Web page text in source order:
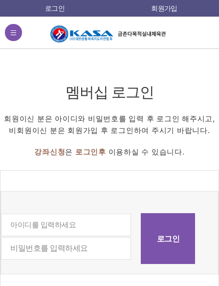
로그인 회원가입
전체메뉴
멤버십 로그인
회원이신 분은 아이디와 비밀번호를 입력 후 로그인 해주시고,
비회원이신 분은 회원가입 후 로그인하여 주시기 바랍니다.
강좌신청은 로그인후 이용하실 수 있습니다.